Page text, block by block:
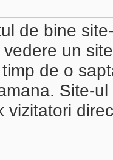
de bine
un
de o
Site-
vizitatori